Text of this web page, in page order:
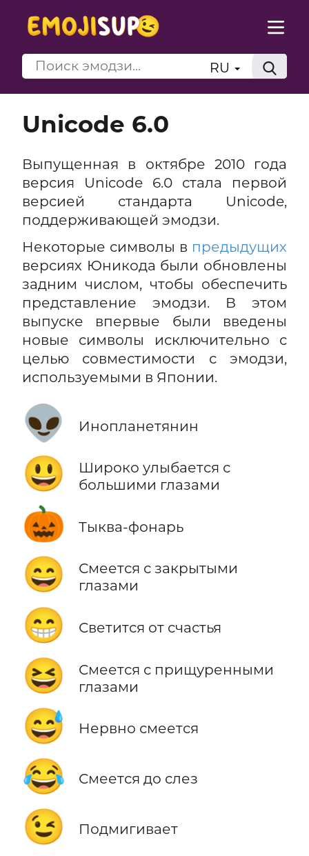
RU
Unicode 6.0
Выпущенная в октябре 2010 года
версия Unicode 6.0 стала первой
версией стандарта Unicode,
поддерживающей эмодзи.
Некоторые символы в предыдущих
версиях Юникода были обновлены
задним числом, чтобы обеспечить
представление эмодзи. В этом
выпуске впервые были введены
новые символы исключительно с
целью совместимости с эмодзи,
используемыми в Японии.
👽 Инопланетянин
😃
Широко улыбается с
большими глазами
🎃 Тыква-фонарь
😄
Смеется с закрытыми
глазами
😁 Светится от счастья
😆
Смеется с прищуренными
глазами
😅 Нервно смеется
😂 Смеется до слез
😉 Подмигивает